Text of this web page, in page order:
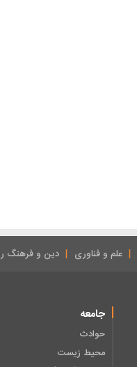
علم و فناوری دین و فرهنگ
جامعه
حوادث
محیط زیست